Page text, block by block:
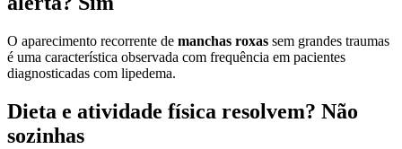
O aparecimento recorrente de manchas roxas sem grandes traumas
é uma característica observada com frequência em pacientes
diagnosticadas com lipedema.
Dieta e atividade física resolvem? Não
sozinhas